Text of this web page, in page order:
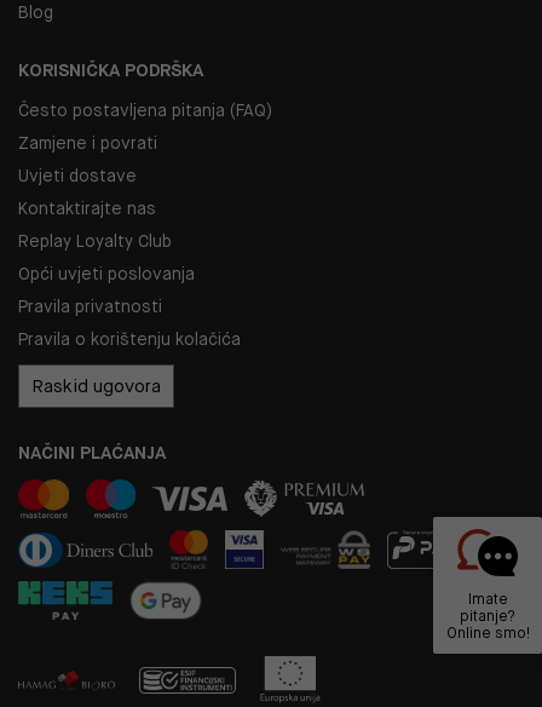
Blog
KORISNIČKA PODRŠKA
Često postavljena pitanja (FAQ)
Zamjene i povrati
Uvjeti dostave
Kontaktirajte nas
Replay Loyalty Club
Opći uvjeti poslovanja
Pravila privatnosti
Pravila o korištenju kolačića
Raskid ugovora
NAČINI PLAĆANJA
Imate
pitanje?
Online smo!